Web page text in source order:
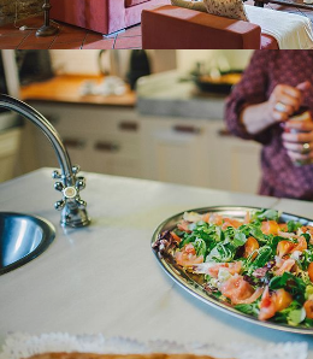
KITCHEN –